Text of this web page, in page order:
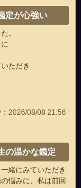
定が心強い
。
ただき
2026/08/08 21:56
の温かな鑑定
緒にみていただき
悩みに、私は前回